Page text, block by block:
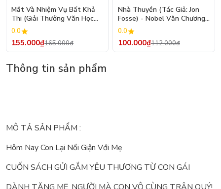
- 6%
Mắt Và Nhiệm Vụ Bất Khả
Thi (Giải Thưởng Văn Học
Newbery Medal 2024)
0.0
155.000₫165.000₫
- 11%
Nhà Thuyền (Tác Giả: Jon
Fosse) - Nobel Văn Chương
2023
0.0
100.000₫112.000₫
Thông tin sản phẩm
MÔ TẢ SẢN PHẨM :
Hôm Nay Con Lại Nổi Giận Với Mẹ
CUỐN SÁCH GỬI GẮM YÊU THƯƠNG TỪ CON GÁI